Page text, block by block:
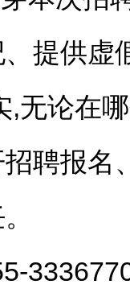
提供虚
,无论在
招聘报名